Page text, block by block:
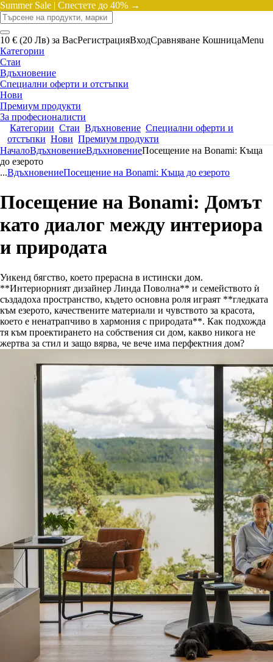
Summer Sale | Спестете до 40% →
10 € (20 Лв) за ВасРегистрацияВходСравняване КошницаMenu
Категории
Стаи
Вдъхновение
Специални оферти и отстъпки
Нови
Премиум продукти
За професионалисти
Категории Стаи Вдъхновение Специални оферти и
отстъпки Нови Премиум продукти
НачалоВдъхновениеВдъхновениеПосещение на Bonami: Къща
до езерото
...ВдъхновениеПосещение на Bonami: Къща до езерото
Посещение на Bonami: Домът
като диалог между интериора
и природата
Уикенд бягство, което прерасна в истински дом.
**Интериорният дизайнер Линда Поволна** и семейството ѝ
създадоха пространство, където основна роля играят **гледката
към езерото, качествените материали и чувството за красота,
което е ненатрапчиво в хармония с природата**. Как подхожда
тя към проектирането на собствения си дом, какво никога не
жертва за стил и защо вярва, че вече има перфектния дом?